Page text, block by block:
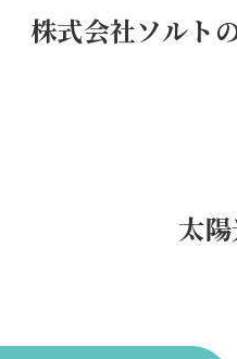
株式会社ソルト
太